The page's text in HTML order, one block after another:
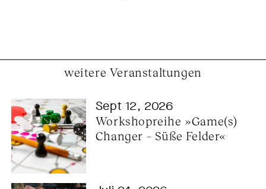
weitere Veranstaltungen
Sept 12, 2026
Workshopreihe »Game(s)
Changer – Süße Felder«